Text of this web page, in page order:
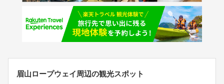
眉山ロープウェイ周辺の観光スポット